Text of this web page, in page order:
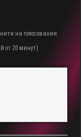
на голосовании
от 20 минут)